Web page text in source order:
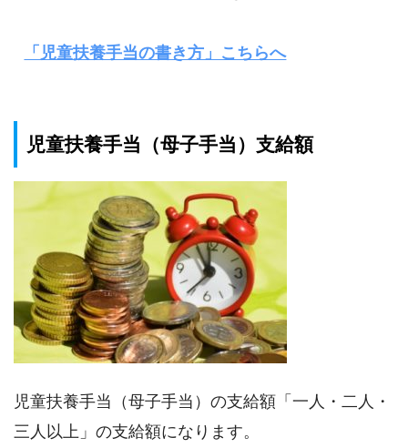
「児童扶養手当の書き方」こちらへ
児童扶養手当（母子手当）支給額
児童扶養手当（母子手当）の支給額「一人・二人・
三人以上」の支給額になります。